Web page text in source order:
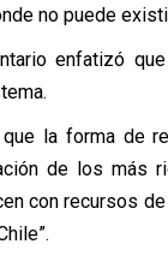
no puede
enfatizó
la forma de
de los más
con recursos